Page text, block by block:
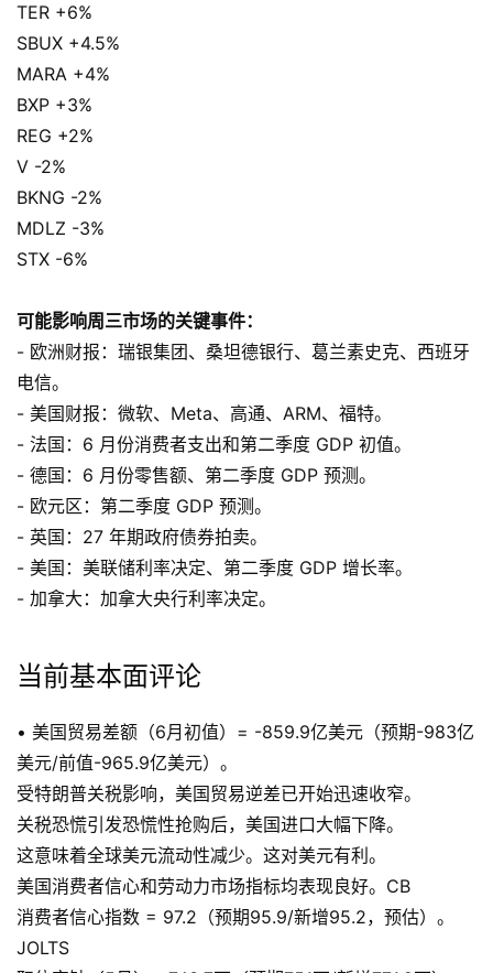
TER +6%
SBUX +4.5%
MARA +4%
BXP +3%
REG +2%
V -2%
BKNG -2%
MDLZ -3%
STX -6%
可能影响周三市场的关键事件：
- 欧洲财报：瑞银集团、桑坦德银行、葛兰素史克、西班牙
电信。
- 美国财报：微软、Meta、高通、ARM、福特。
- 法国：6 月份消费者支出和第二季度 GDP 初值。
- 德国：6 月份零售额、第二季度 GDP 预测。
- 欧元区：第二季度 GDP 预测。
- 英国：27 年期政府债券拍卖。
- 美国：美联储利率决定、第二季度 GDP 增长率。
- 加拿大：加拿大央行利率决定。
当前基本面评论
• 美国贸易差额（6月初值）= -859.9亿美元（预期-983亿
美元/前值-965.9亿美元）。
受特朗普关税影响，美国贸易逆差已开始迅速收窄。
关税恐慌引发恐慌性抢购后，美国进口大幅下降。
这意味着全球美元流动性减少。这对美元有利。
美国消费者信心和劳动力市场指标均表现良好。CB
消费者信心指数 = 97.2（预期95.9/新增95.2，预估）。
JOLTS